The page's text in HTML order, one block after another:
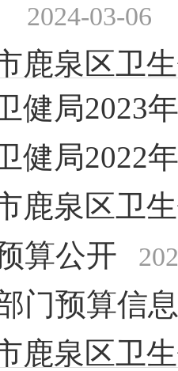
2024-03-06
鹿泉区卫
03-01
健局2023
健局2022
鹿泉区卫
算公开
门预算信
鹿泉区卫